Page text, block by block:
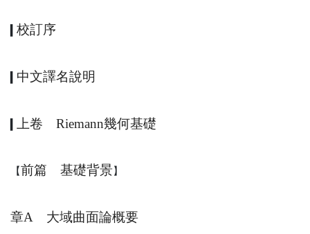
校訂序
中文譯名說明
上卷 Riemann幾何基礎
【前篇 基礎背景 】
章A 大域曲面論概要